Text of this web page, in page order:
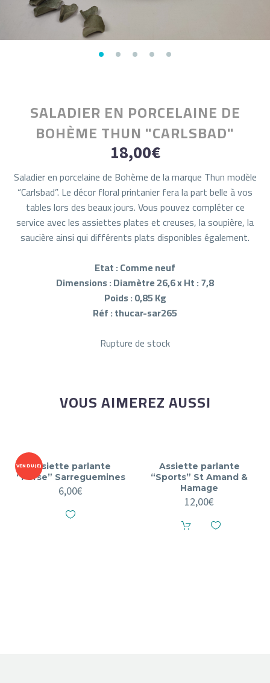
SALADIER EN PORCELAINE DE
BOHÈME THUN "CARLSBAD"
18,00€
Saladier en porcelaine de Bohème de la marque Thun modèle
“Carlsbad”. Le décor floral printanier fera la part belle à vos
tables lors des beaux jours. Vous pouvez compléter ce
service avec les assiettes plates et creuses, la soupière, la
saucière ainsi qui différents plats disponibles également.
Etat : Comme neuf
Dimensions : Diamètre 26,6 x Ht : 7,8
Poids : 0,85 Kg
Réf : thucar-sar265
Rupture de stock
VOUS AIMEREZ AUSSI
VENDU(E)Assiette parlante
“Perse” Sarreguemines
6,00€
Assiette parlante
“Sports” St Amand &
Hamage
12,00€